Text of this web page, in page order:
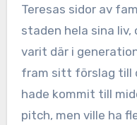
Teresas sidor av
staden hela sina
varit där i
fram sitt förslag till
hade kommit till
pitch, men ville ha